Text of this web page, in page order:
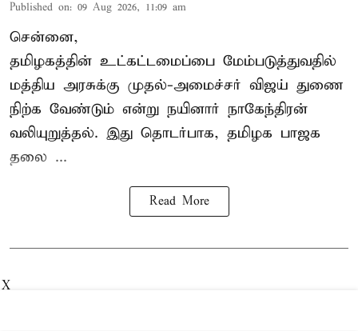
Published on: 09 Aug 2026, 11:09 am
சென்னை,
தமிழகத்தின் உட்கட்டமைப்பை மேம்படுத்துவதில்
மத்திய அரசுக்கு முதல்-அமைச்சர் விஜய் துணை
நிற்க வேண்டும் என்று நயினார் நாகேந்திரன்
வலியுறுத்தல். இது தொடர்பாக, தமிழக பாஜக
தலை ...
Read More
X